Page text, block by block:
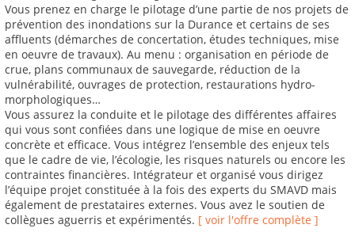
Vous prenez en charge le pilotage d’une partie de nos projets de
prévention des inondations sur la Durance et certains de ses
affluents (démarches de concertation, études techniques, mise
en oeuvre de travaux). Au menu : organisation en période de
crue, plans communaux de sauvegarde, réduction de la
vulnérabilité, ouvrages de protection, restaurations hydro-
morphologiques…
Vous assurez la conduite et le pilotage des différentes affaires
qui vous sont confiées dans une logique de mise en oeuvre
concrète et efficace. Vous intégrez l’ensemble des enjeux tels
que le cadre de vie, l’écologie, les risques naturels ou encore les
contraintes financières. Intégrateur et organisé vous dirigez
l’équipe projet constituée à la fois des experts du SMAVD mais
également de prestataires externes. Vous avez le soutien de
collègues aguerris et expérimentés. [ voir l'offre complète ]